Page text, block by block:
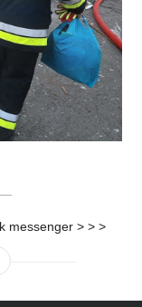
messenger > > >